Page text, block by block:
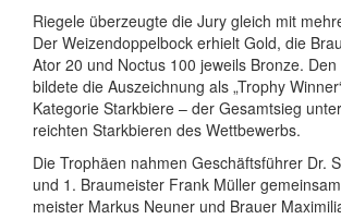
Riegele überzeugte die Jury gleich mit
Der Weizen­doppel­bock erhielt Gold, die
Ator 20 und Noctus 100 jeweils Bronze.
bildete die Aus­zeichnung als „Trophy
Kategorie Starkbiere – der Gesamtsieg
reichten Stark­bieren des Wettbewerbs.
Die Trophäen nahmen Geschäfts­führer Dr.
und 1. Brau­meister Frank Müller
meister Markus Neuner und Brauer